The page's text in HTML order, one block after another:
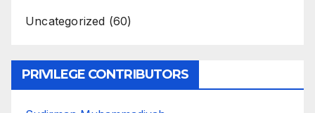
Uncategorized (60)
PRIVILEGE CONTRIBUTORS